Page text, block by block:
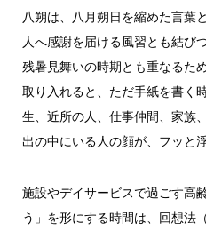
八朔は、八月朔日を縮めた言葉
人へ感謝を届ける風習とも結び
残暑見舞いの時期とも重なるた
取り入れると、ただ手紙を書く
生、近所の人、仕事仲間、家族
出の中にいる人の顔が、フッと
施設やデイサービスで過ごす高
う」を形にする時間は、回想法